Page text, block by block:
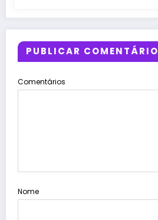
PUBLICAR COMENTÁRIO
Comentários
Nome